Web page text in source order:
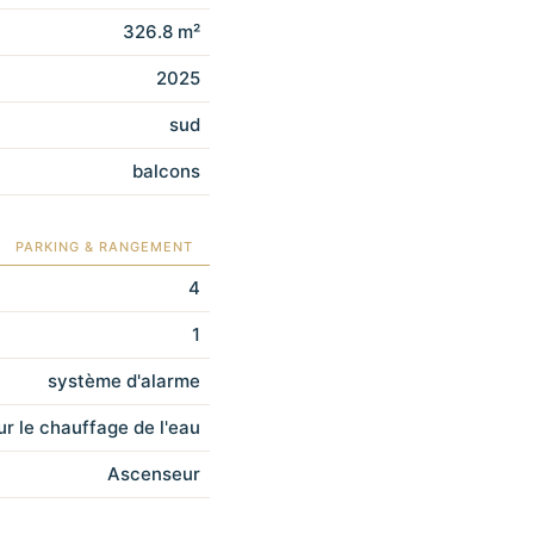
326.8 m²
2025
sud
balcons
PARKING & RANGEMENT
4
1
système d'alarme
le chauffage de l'eau
Ascenseur